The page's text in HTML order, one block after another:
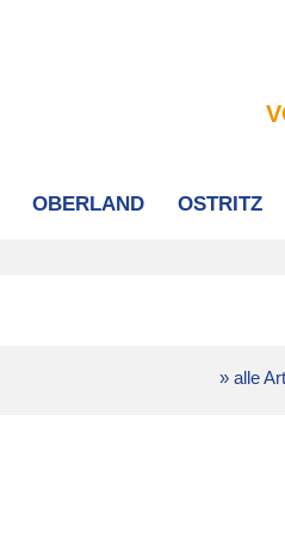
OBERLAND OSTRITZ
» alle